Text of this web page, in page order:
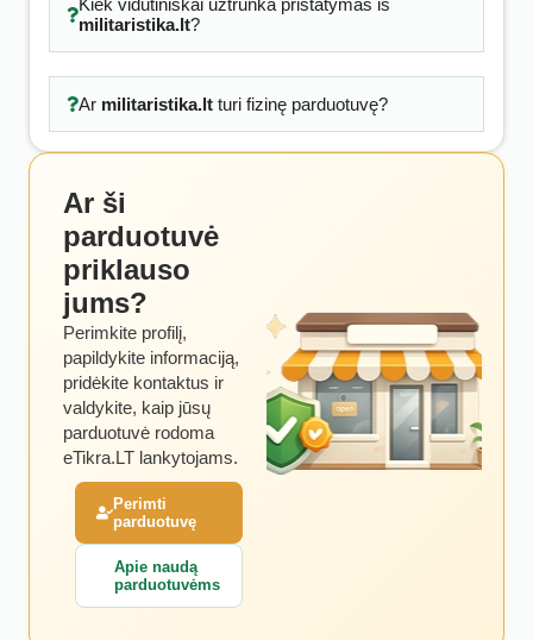
Kiek vidutiniškai užtrunka pristatymas iš
militaristika.lt?
Ar militaristika.ltturi fizinę parduotuvę?
Ar ši
parduotuvė
priklauso
jums?
Perimkite profilį,
papildykite informaciją,
pridėkite kontaktus ir
valdykite, kaip jūsų
parduotuvė rodoma
eTikra.LT lankytojams.
Perimti
parduotuvę
Apie naudą
parduotuvėms